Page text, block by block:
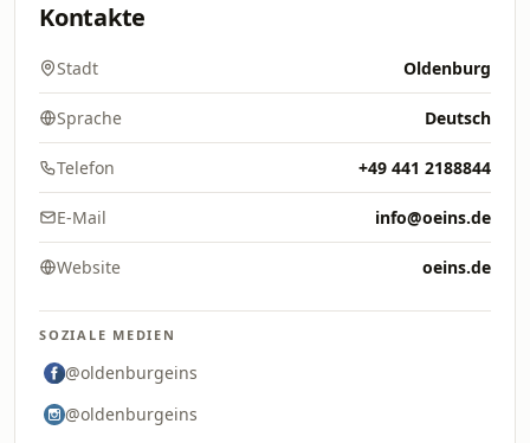
Kontakte
Stadt Oldenburg
Sprache Deutsch
Telefon +49 441 2188844
E-Mail info@oeins.de
Website oeins.de
SOZIALE MEDIEN
@oldenburgeins
@oldenburgeins